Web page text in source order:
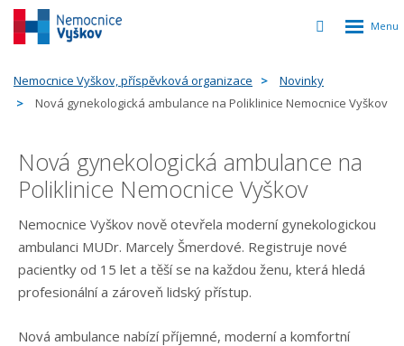
Vyhledávání
Rozbalení
Nemocnice Vyškov, příspěvková organizace
Novinky
Nová gynekologická ambulance na Poliklinice Nemocnice Vyškov
Nová gynekologická ambulance na
Poliklinice Nemocnice Vyškov
Nemocnice Vyškov nově otevřela moderní gynekologickou
ambulanci MUDr. Marcely Šmerdové. Registruje nové
pacientky od 15 let a těší se na každou ženu, která hledá
profesionální a zároveň lidský přístup.
Nová ambulance nabízí příjemné, moderní a komfortní